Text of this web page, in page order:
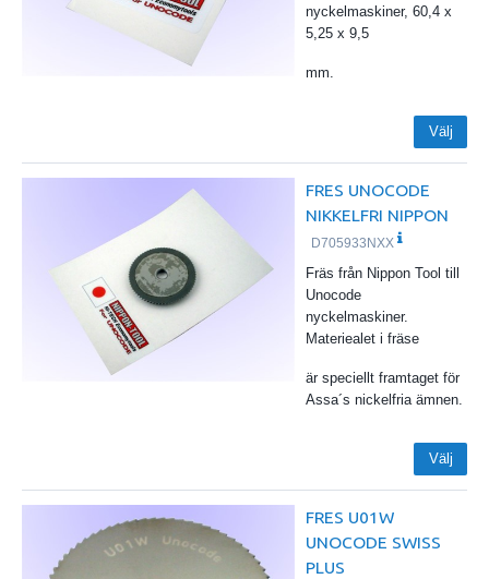
nyckelmaskiner, 60,4 x
5,25 x 9,5
mm.
Välj
FRES UNOCODE
NIKKELFRI NIPPON
D705933NXX
Fräs från Nippon Tool till
Unocode
nyckelmaskiner.
Materiealet i fräse
är speciellt framtaget för
Assa´s nickelfria ämnen.
Välj
FRES U01W
UNOCODE SWISS
PLUS